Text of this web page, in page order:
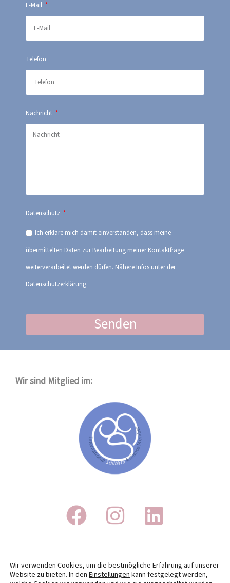
E-Mail
Telefon
Nachricht
Datenschutz
Ich erkläre mich damit einverstanden, dass meine
übermittelten Daten zur Bearbeitung meiner Kontaktfrage
weiterverarbeitet werden dürfen. Nähere Infos unter der
Datenschutzerklärung.
Senden
Wir sind Mitglied im:
IMPRESSUM
Wir verwenden Cookies, um die bestmögliche Erfahrung auf unserer
Website zu bieten. In den Einstellungenkann festgelegt werden,